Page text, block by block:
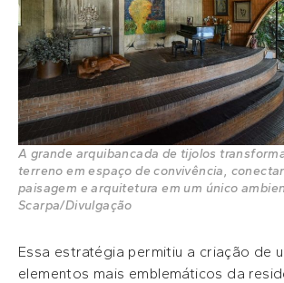
A grande arquibancada de tijolos
terreno em espaço de convivência,
paisagem e arquitetura em um único
Scarpa/Divulgação
Essa estratégia permitiu a criação de
elementos mais emblemáticos da